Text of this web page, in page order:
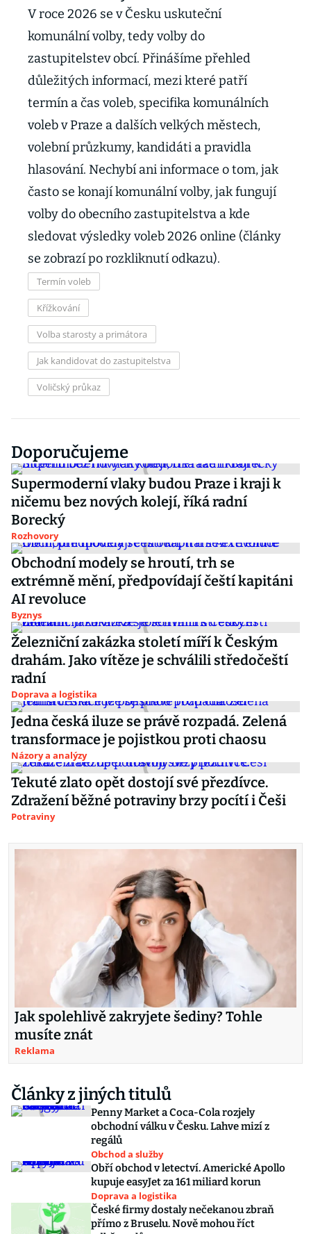
V roce 2026 se v Česku uskuteční
komunální volby, tedy volby do
zastupitelstev obcí. Přinášíme přehled
důležitých informací, mezi které patří
termín a čas voleb, specifika komunálních
voleb v Praze a dalších velkých městech,
volební průzkumy, kandidáti a pravidla
hlasování. Nechybí ani informace o tom, jak
často se konají komunální volby, jak fungují
volby do obecního zastupitelstva a kde
sledovat výsledky voleb 2026 online (články
se zobrazí po rozkliknutí odkazu).
Termín voleb
Křížkování
Volba starosty a primátora
Jak kandidovat do zastupitelstva
Voličský průkaz
Doporučujeme
Supermoderní vlaky budou Praze i kraji k
ničemu bez nových kolejí, říká radní
Borecký
Rozhovory
Obchodní modely se hroutí, trh se
extrémně mění, předpovídají čeští kapitáni
AI revoluce
Byznys
Železniční zakázka století míří k Českým
drahám. Jako vítěze je schválili středočeští
radní
Doprava a logistika
Jedna česká iluze se právě rozpadá. Zelená
transformace je pojistkou proti chaosu
Názory a analýzy
Tekuté zlato opět dostojí své přezdívce.
Zdražení běžné potraviny brzy pocítí i Češi
Potraviny
Jak spolehlivě zakryjete šediny? Tohle
musíte znát
Reklama
Články z jiných titulů
Penny Market a Coca-Cola rozjely
obchodní válku v Česku. Lahve mizí z
regálů
Obchod a služby
Obří obchod v letectví. Americké Apollo
kupuje easyJet za 161 miliard korun
Doprava a logistika
České firmy dostaly nečekanou zbraň
přímo z Bruselu. Nově mohou říct